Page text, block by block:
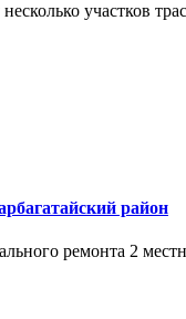
участков
район
ремонта 2